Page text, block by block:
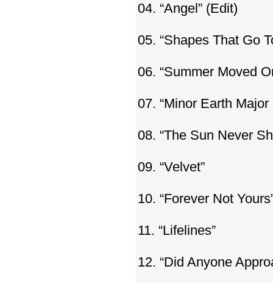
04. “Angel” (Edit)
05. “Shapes That Go
06. “Summer Moved
07. “Minor Earth
08. “The Sun Never
09. “Velvet”
10. “Forever Not
11. “Lifelines”
12. “Did Anyone